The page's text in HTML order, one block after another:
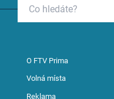
O FTV Prima
Volná místa
Reklama